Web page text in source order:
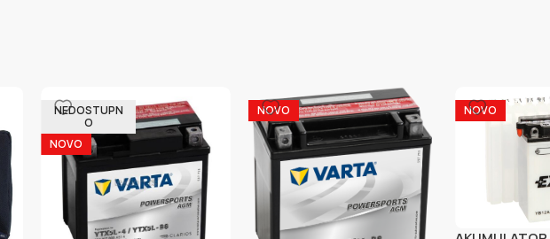
NEDOSTUPN
O
NOVO
NOVO NOVO